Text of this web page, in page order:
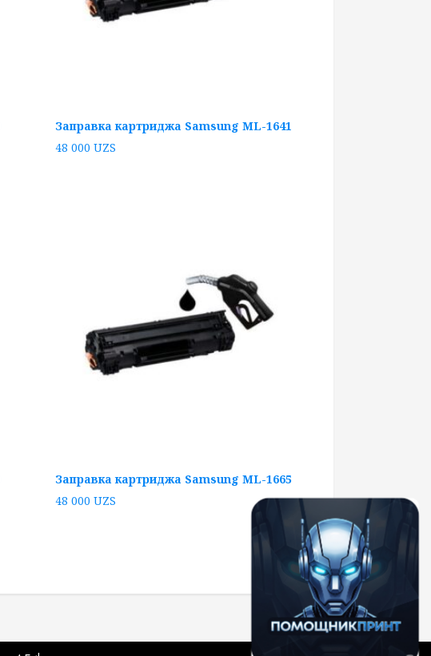
Заправка картриджа Samsung ML-1641
48 000UZS
Заправка картриджа Samsung ML-1665
48 000UZS